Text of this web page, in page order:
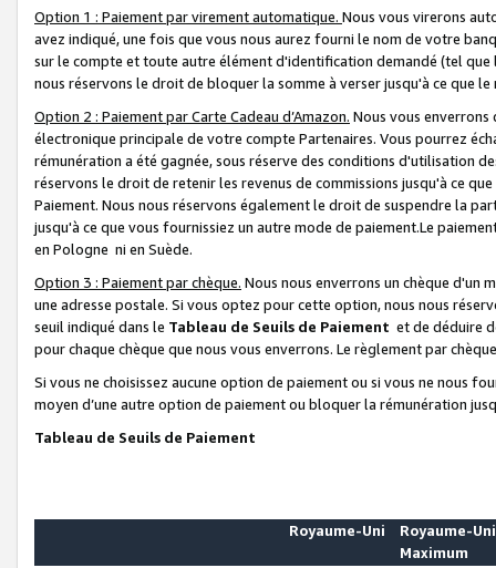
Option 1 : Paiement par virement automatique. Nous vous virerons
avez indiqué, une fois que vous nous aurez fourni le nom de votre
sur le compte et toute autre élément d'identification demandé (tel que
nous réservons le droit de bloquer la somme à verser jusqu'à ce que
Option 2 : Paiement par Carte Cadeau d’Amazon. Nous vous
électronique principale de votre compte Partenaires. Vous pourrez
rémunération a été gagnée, sous réserve des conditions d'utilisation
réservons le droit de retenir les revenus de commissions jusqu'à ce
Paiement. Nous nous réservons également le droit de suspendre la
jusqu'à ce que vous fournissiez un autre mode de paiement.Le
en Pologne ni en Suède.
Option 3 : Paiement par chèque. Nous nous enverrons un chèque d'un
une adresse postale. Si vous optez pour cette option, nous nous
seuil indiqué dans le Tableau de Seuils de Paiement et de déduire
pour chaque chèque que nous vous enverrons. Le règlement par
Si vous ne choisissez aucune option de paiement ou si vous ne nous
moyen d’une autre option de paiement ou bloquer la rémunération
Tableau de Seuils de Paiement
Royaume-Uni
Royaume-Uni
Maximum